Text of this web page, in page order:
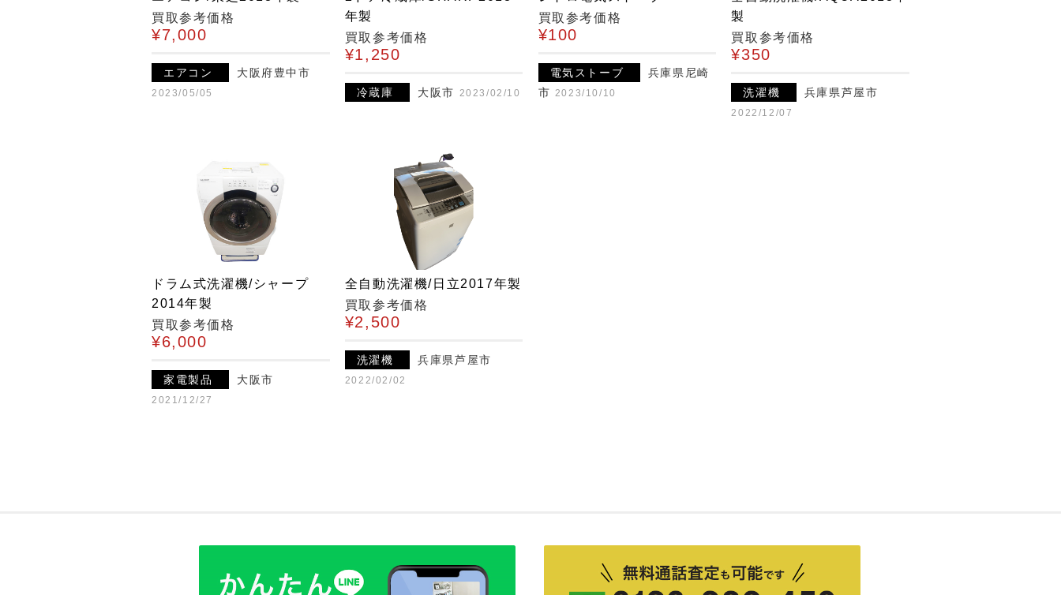
買取参考価格
¥7,000
エアコン 大阪府豊中市
2023/05/05
年製
買取参考価格
¥1,250
冷蔵庫 大阪市 2023/02/10
買取参考価格
¥100
電気ストーブ
兵庫県尼崎
市 2023/10/10
製
買取参考価格
¥350
洗濯機 兵庫県芦屋市
2022/12/07
ドラム式洗濯機/シャープ
2014年製
買取参考価格
¥6,000
家電製品 大阪市
2021/12/27
全自動洗濯機/日立2017年製
買取参考価格
¥2,500
洗濯機 兵庫県芦屋市
2022/02/02